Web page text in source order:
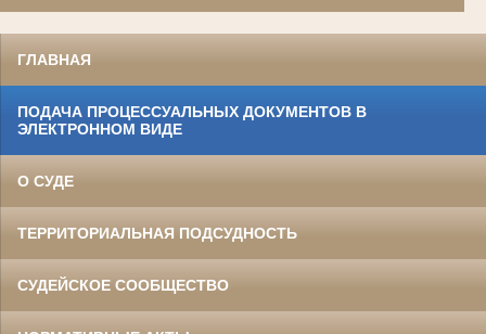
ГЛАВНАЯ
ПОДАЧА ПРОЦЕССУАЛЬНЫХ ДОКУМЕНТОВ В
ЭЛЕКТРОННОМ ВИДЕ
О СУДЕ
ТЕРРИТОРИАЛЬНАЯ ПОДСУДНОСТЬ
СУДЕЙСКОЕ СООБЩЕСТВО